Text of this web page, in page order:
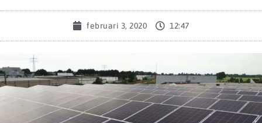
februari 3, 2020 12:47